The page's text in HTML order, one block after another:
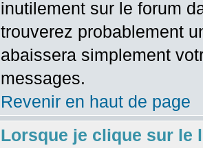
inutilement sur le forum
trouverez probablement
abaissera simplement
messages.
Revenir en haut de page
Lorsque je clique sur le